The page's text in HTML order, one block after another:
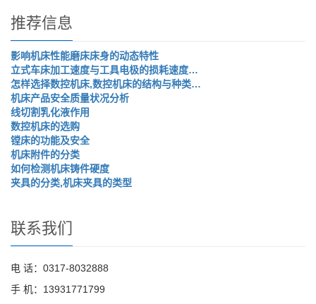
推荐信息
影响机床性能磨床床身的动态特性
立式车床加工速度与工具电极的损耗速度…
怎样选择数控机床,数控机床的结构与种类…
机床产品安全质量状况分析
线切割乳化液作用
数控机床的选购
镗床的功能及安全
机床附件的分类
如何检测机床铸件硬度
夹具的分类,机床夹具的类型
联系我们
电 话：0317-8032888
手 机：13931771799